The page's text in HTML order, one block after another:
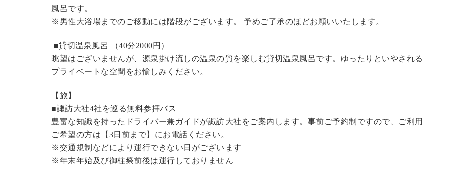
風呂です。
※男性大浴場までのご移動には階段がございます。 予めご了承のほどお願いいたします。
■貸切温泉風呂 （40分2000円）
眺望はございませんが、源泉掛け流しの温泉の質を楽しむ貸切温泉風呂です。ゆったりといやされる
プライベートな空間をお愉しみください。
【旅】
■諏訪大社4社を巡る無料参拝バス
豊富な知識を持ったドライバー兼ガイドが諏訪大社をご案内します。 事前ご予約制ですので、ご利用
ご希望の方は【3日前まで】にお電話ください。
※交通規制などにより運行できない日がございます
※年末年始及び御柱祭前後は運行しておりません